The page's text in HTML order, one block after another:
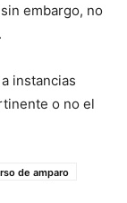
embargo, no
instancias
o no el
de amparo